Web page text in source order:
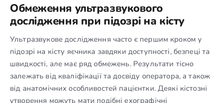
Обмеження ультразвукового
дослідження при підозрі на кісту
Ультразвукове дослідження часто є першим кроком у
підозрі на кісту яєчника завдяки доступності, безпеці та
швидкості, але має ряд обмежень. Результати тісно
залежать від кваліфікації та досвіду оператора, а також
від анатомічних особливостей пацієнтки. Деякі кістозні
утворення можуть мати подібні ехографічні